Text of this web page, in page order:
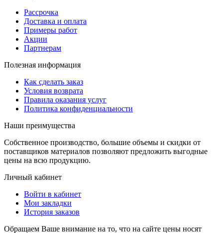
Рассрочка
Доставка и оплата
Примеры работ
Акции
Партнерам
Полезная информация
Как сделать заказ
Условия возврата
Правила оказания услуг
Политика конфиденциальности
Наши преимущества
Собственное производство, большие объемы и скидки от
поставщиков материалов позволяют предложить выгодные
цены на всю продукцию.
Личный кабинет
Войти в кабинет
Мои закладки
История заказов
Обращаем Ваше внимание на то, что на сайте цены носят